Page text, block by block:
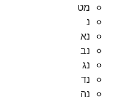
מט
נ
נא
נב
נג
נד
נה